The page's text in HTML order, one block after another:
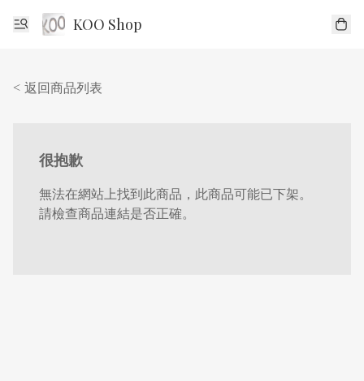
KOO Shop
< 返回商品列表
很抱歉
無法在網站上找到此商品，此商品可能已下架。
請檢查商品連結是否正確。